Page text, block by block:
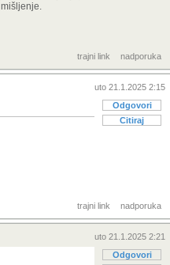
trajni link nadporuka
uto 21.1.2025 2:15
Odgovori
Citiraj
trajni link nadporuka
uto 21.1.2025 2:21
Odgovori